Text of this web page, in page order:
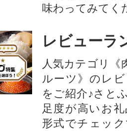
味わってみてく
レビューラ
人気カテゴリ《
ルーツ》のレ
をご紹介♪さと
足度が高いお
形式でチェッ